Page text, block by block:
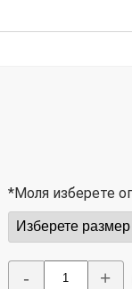
*Моля изберете
- +